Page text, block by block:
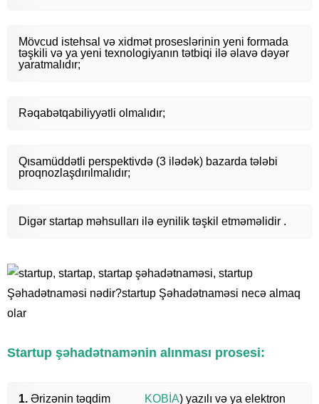
Mövcud istehsal və xidmət proseslərinin yeni formada
təşkili və ya yeni texnologiyanın tətbiqi ilə əlavə dəyər
yaratmalıdır;
Rəqabətqabiliyyətli olmalıdır;
Qısamüddətli perspektivdə (3 ilədək) bazarda tələbi
proqnozlaşdırılmalıdır;
Digər startap məhsulları ilə eynilik təşkil etməməlidir .
Startup şəhadətnamənin alınması prosesi:
Ərizənin təqdim
KOBİA) yazılı və ya elektron